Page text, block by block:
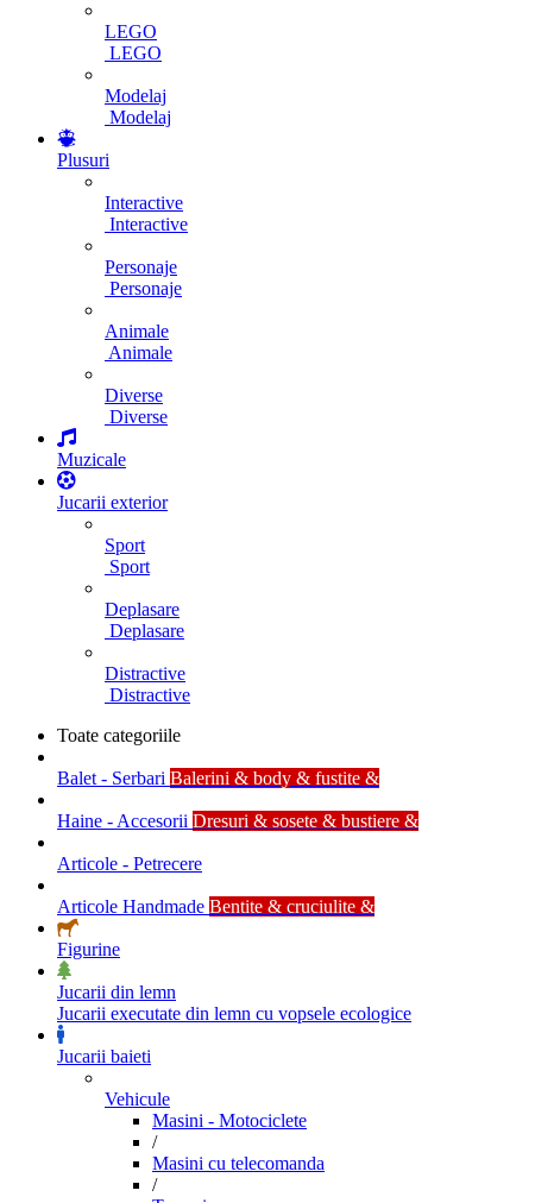
LEGO
LEGO
Modelaj
Modelaj
Plusuri
Interactive
Interactive
Personaje
Personaje
Animale
Animale
Diverse
Diverse
Muzicale
Jucarii exterior
Sport
Sport
Deplasare
Deplasare
Distractive
Distractive
Toate categoriile
Balet - Serbari Balerini & body & fustite &
Haine - Accesorii Dresuri & sosete & bustiere &
Articole - Petrecere
Articole Handmade Bentite & cruciulite &
Figurine
Jucarii din lemn
Jucarii executate din lemn cu vopsele ecologice
Jucarii baieti
Vehicule
Masini - Motociclete
/
Masini cu telecomanda
/